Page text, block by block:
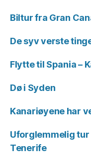
Biltur fra Gran
De syv verste
Flytte til Spania –
Dø i Syden
Kanariøyene har
Uforglemmelig
Tenerife